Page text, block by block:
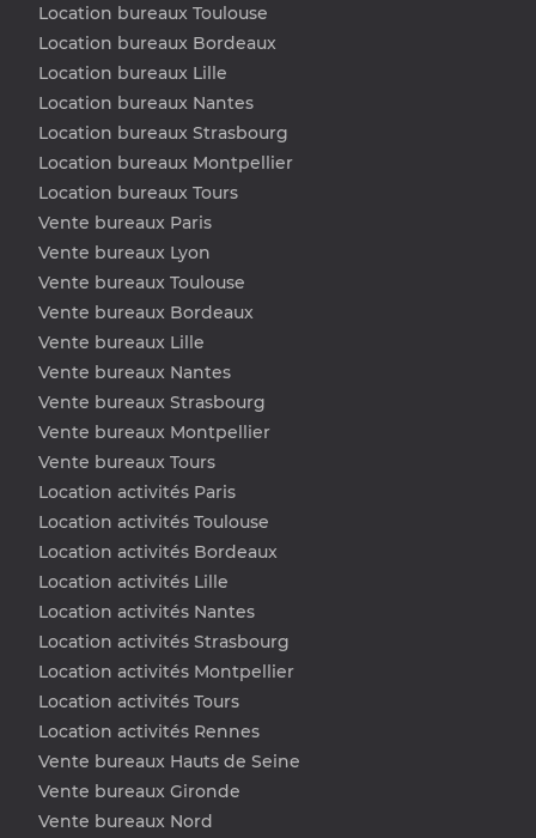
Location bureaux Toulouse
Location bureaux Bordeaux
Location bureaux Lille
Location bureaux Nantes
Location bureaux Strasbourg
Location bureaux Montpellier
Location bureaux Tours
Vente bureaux Paris
Vente bureaux Lyon
Vente bureaux Toulouse
Vente bureaux Bordeaux
Vente bureaux Lille
Vente bureaux Nantes
Vente bureaux Strasbourg
Vente bureaux Montpellier
Vente bureaux Tours
Location activités Paris
Location activités Toulouse
Location activités Bordeaux
Location activités Lille
Location activités Nantes
Location activités Strasbourg
Location activités Montpellier
Location activités Tours
Location activités Rennes
Vente bureaux Hauts de Seine
Vente bureaux Gironde
Vente bureaux Nord